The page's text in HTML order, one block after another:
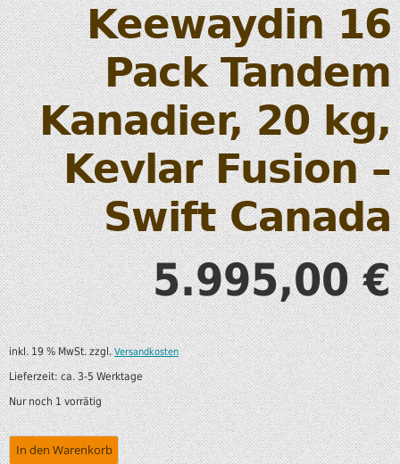
Keewaydin 16
Pack Tandem
Kanadier, 20 kg,
Kevlar Fusion –
Swift Canada
5.995,00€
inkl. 19 % MwSt. zzgl.Versandkosten
Lieferzeit:ca. 3-5 Werktage
Nur noch 1 vorrätig
In den Warenkorb